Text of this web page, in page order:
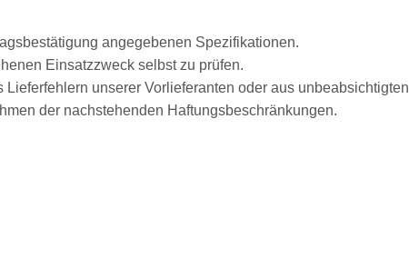
angegebenen Spezifikationen.
Einsatzzweck selbst zu prüfen.
unserer Vorlieferanten oder aus unbeabsichtigten
der nachstehenden Haftungsbeschränkungen.